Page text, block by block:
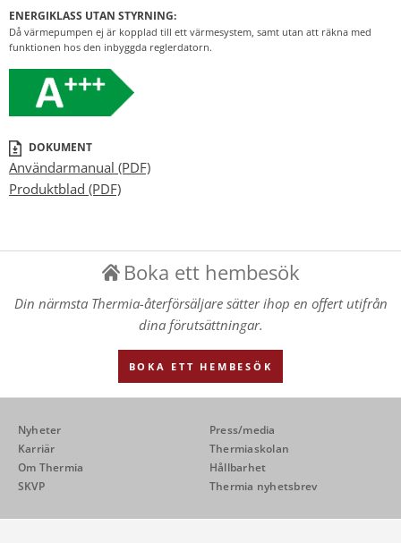
ENERGIKLASS UTAN STYRNING:
Då värmepumpen ej är kopplad till ett värmesystem, samt utan att räkna med
funktionen hos den inbyggda reglerdatorn.
DOKUMENT
Användarmanual (PDF)
Produktblad (PDF)
Boka ett hembesök
Din närmsta Thermia-återförsäljare sätter ihop en offert utifrån
dina förutsättningar.
BOKA ETT HEMBESÖK
Nyheter
Press/media
Karriär
Thermiaskolan
Om Thermia
Hållbarhet
SKVP
Thermia nyhetsbrev